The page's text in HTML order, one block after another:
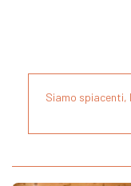
Siamo